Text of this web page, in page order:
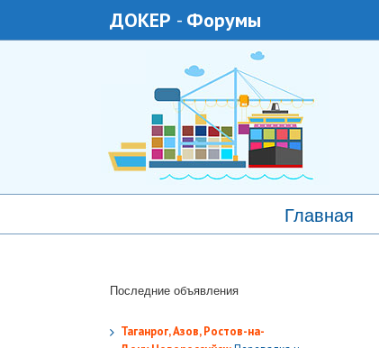
ДОКЕР - Форумы
Главная
Последние объявления
Таганрог, Азов, Ростов-на-